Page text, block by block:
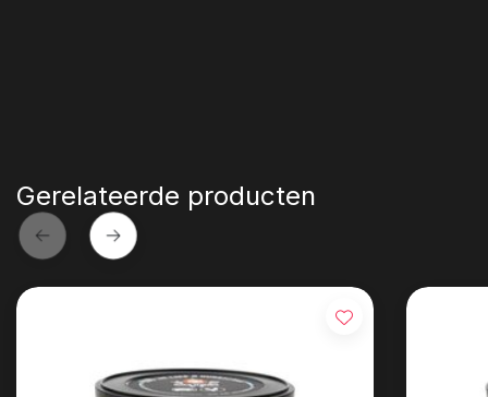
Gerelateerde producten